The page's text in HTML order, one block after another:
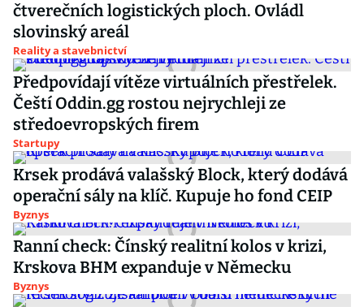
čtverečních logistických ploch. Ovládl
slovinský areál
Reality a stavebnictví
Předpovídají vítěze virtuálních přestřelek.
Čeští Oddin.gg rostou nejrychleji ze
středoevropských firem
Startupy
Krsek prodává valašský Block, který dodává
operační sály na klíč. Kupuje ho fond CEIP
Byznys
Ranní check: Čínský realitní kolos v krizi,
Krskova BHM expanduje v Německu
Byznys